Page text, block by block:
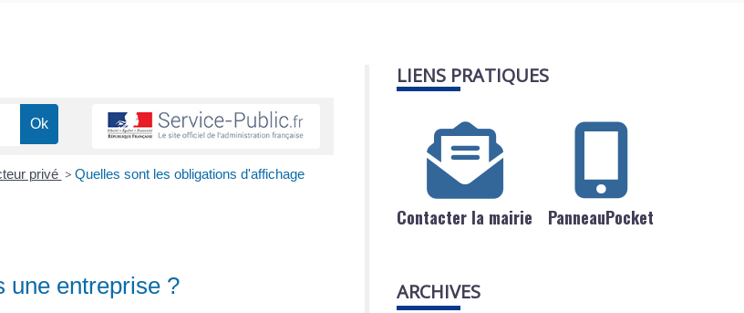
privé > Quelles sont les obligations d'affichage
une entreprise ?
LIENS PRATIQUES
Contacter la mairie PanneauPocket
ARCHIVES